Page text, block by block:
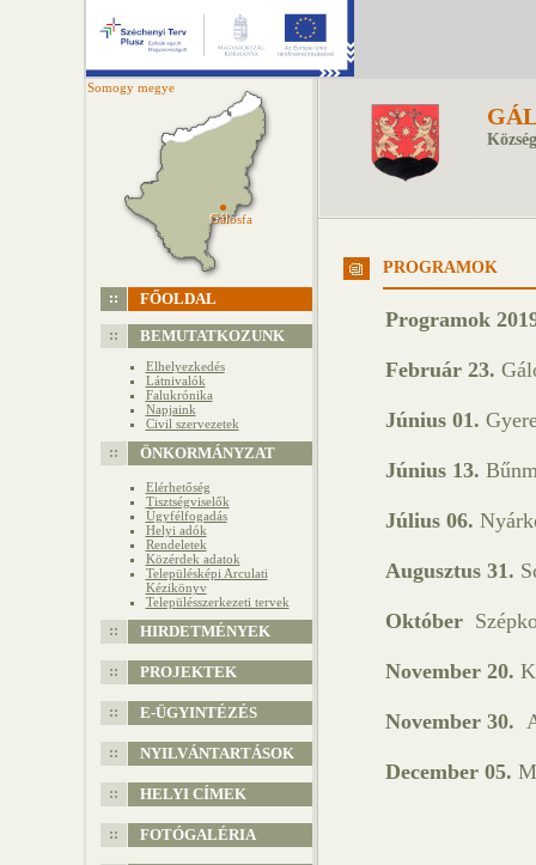
Somogy megye
Gálosfa
Gálosfa
FŐOLDAL
BEMUTATKOZUNK
Elhelyezkedés
Látnivalók
Falukrónika
Napjaink
Civil szervezetek
ÖNKORMÁNYZAT
Elérhetőség
Tisztségviselők
Ügyfélfogadás
Helyi adók
Rendeletek
Közérdek adatok
Településképi Arculati
Kézikönyv
Településszerkezeti tervek
HIRDETMÉNYEK
PROJEKTEK
E-ÜGYINTÉZÉS
NYILVÁNTARTÁSOK
HELYI CÍMEK
FOTÓGALÉRIA
PROGRAMOK
Programok
Február 23.
Június 01.
Június 13.
Július 06.
Augusztus 31.
Október
November 20.
November 30.
December 05.